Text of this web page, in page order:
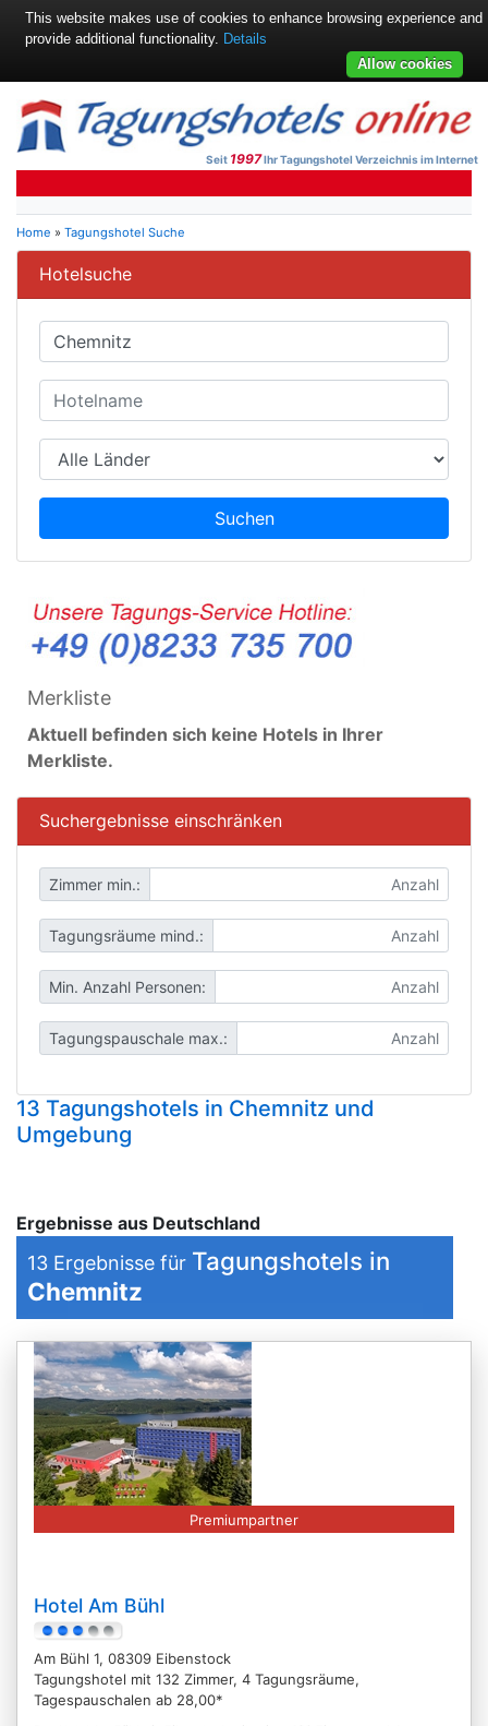
Seit 1997Ihr Tagungshotel Verzeichnis im Internet
Home » Tagungshotel Suche
Hotelsuche
Suchen
Merkliste
Aktuell befinden sich keine Hotels in Ihrer
Merkliste.
Suchergebnisse einschränken
Zimmer min.:
Tagungsräume mind.:
Min. Anzahl Personen:
Tagungspauschale max.:
13 Tagungshotels in Chemnitz und
Umgebung
Ergebnisse aus Deutschland
13 Ergebnisse für Tagungshotels in
Chemnitz
Premiumpartner
Hotel Am Bühl
Am Bühl 1, 08309 Eibenstock
Tagungshotel mit 132 Zimmer, 4 Tagungsräume,
Tagespauschalen ab 28,00*
This website makes use of cookies to enhance browsing experience and
provide additional functionality. Details
Allow cookies